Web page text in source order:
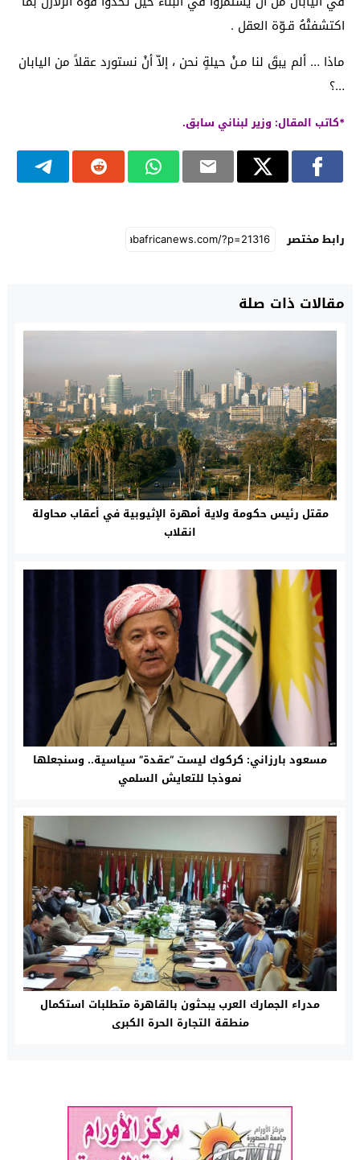
اكتشفتْهُ قـوّة العقل .
ماذا … ألم يبقَ لنا مـنْ حيلةٍ نحن ، إلاّ أنْ نستورد عقلاً من اليابان
…؟
*كاتب المقال: وزير لبناني سابق.
رابط مختصر
مقالات ذات صلة
مقتل رئيس حكومة ولاية أمهرة الإثيوبية في أعقاب محاولة
انقلاب
مسعود بارزاني: كركوك ليست “عقدة” سياسية.. وسنجعلها
نموذجا للتعايش السلمي
مدراء الجمارك العرب يبحثون بالقاهرة متطلبات استكمال
منطقة التجارة الحرة الكبرى